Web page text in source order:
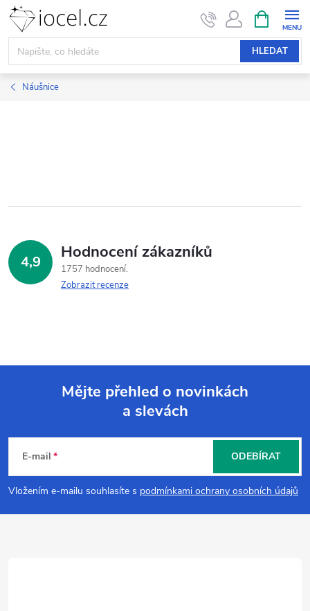
Přejít
obsah
HLEDAT
NÁKUPNÍ
KOŠÍK
Náušnice
4,9 Hodnocení zákazníků
1757 hodnocení
Zobrazit recenze
p
a
Mějte přehled o novinkách
a slevách
E-mail
Vložením e-mailu souhlasíte s podmínkami ochrany osobních údajů
ODEBÍRAT